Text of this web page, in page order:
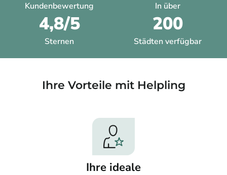
Kundenbewertung
4,8/5
Sternen
In über
200
Städten verfügbar
Ihre Vorteile mit Helpling​
Ihre ideale